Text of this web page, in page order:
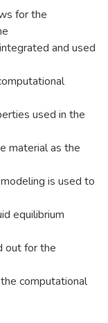
for the
and used
used in the
material as the
is used to
equilibrium
out for the
computational